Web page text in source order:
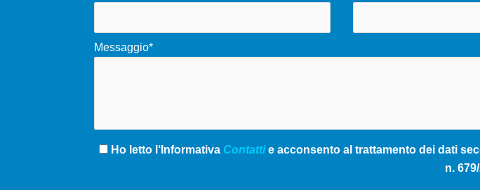
Messaggio*
Ho letto l‘Informativa Contattie acconsento al trattamento dei dati
n.